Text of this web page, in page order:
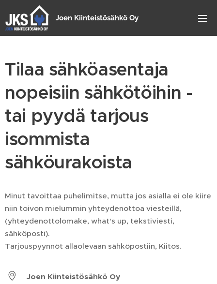
Joen Kiinteistösähkö Oy
Tilaa sähköasentaja
nopeisiin sähkötöihin -
tai pyydä tarjous
isommista
sähköurakoista
Minut tavoittaa puhelimitse, mutta jos asialla ei ole kiire
niin toivon mielummin yhteydenottoa viesteillä,
(yhteydenottolomake, what's up, tekstiviesti,
sähköposti).
Tarjouspyynnöt allaolevaan sähköpostiin, Kiitos.
Joen Kiinteistösähkö Oy